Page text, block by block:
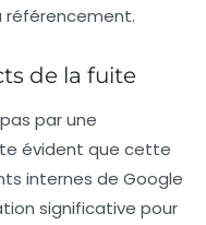
référencement.
de la fuite
par une
évident que cette
internes de Google
significative pour